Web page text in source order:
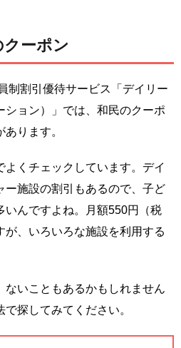
ーポン
制割引優待サービス「デイリー
ション）」では、和民のクーポ
ります。
くチェックしています。デイ
ー施設の割引もあるので、子ど
いんですよね。月額550円（税
、いろいろな施設を利用する
ないこともあるかもしれません
探してみてください。